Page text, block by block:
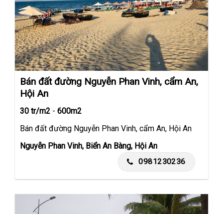
Bán đất đường Nguyễn Phan Vinh, cẩm An,
Hội An
30 tr/m2 - 600m2
Bán đất đường Nguyễn Phan Vinh, cẩm An, Hội An
Nguyễn Phan Vinh, Biển An Bàng, Hội An
0981230236